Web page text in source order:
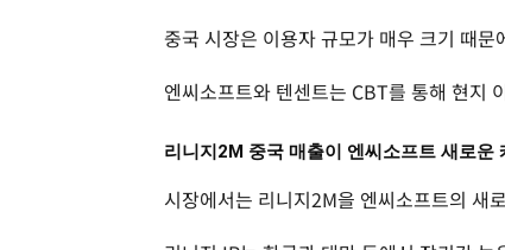
중국 시장은 이용자 규모가 매우 크기 때
엔씨소프트와 텐센트는 CBT를 통해 현지
리니지2M 중국 매출이 엔씨소프트 새로운
시장에서는 리니지2M을 엔씨소프트의 새